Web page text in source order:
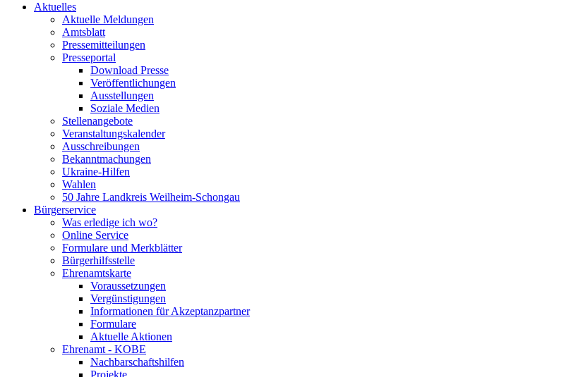
Aktuelles
Aktuelle Meldungen
Amtsblatt
Pressemitteilungen
Presseportal
Download Presse
Veröffentlichungen
Ausstellungen
Soziale Medien
Stellenangebote
Veranstaltungskalender
Ausschreibungen
Bekanntmachungen
Ukraine-Hilfen
Wahlen
50 Jahre Landkreis Weilheim-Schongau
Bürgerservice
Was erledige ich wo?
Online Service
Formulare und Merkblätter
Bürgerhilfsstelle
Ehrenamtskarte
Voraussetzungen
Vergünstigungen
Informationen für Akzeptanzpartner
Formulare
Aktuelle Aktionen
Ehrenamt - KOBE
Nachbarschaftshilfen